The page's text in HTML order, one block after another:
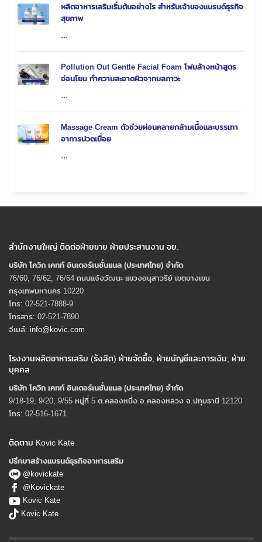
ผลิตอาหารเสริมเริ่มต้นอย่างไร สำหรับเจ้าของแบรนด์ธุรกิจ
สุขภาพ
...
Pollution Out Gentle Facial Foam โฟมล้างหน้าสูตร
อ่อนโยน ทำความสะอาดผิวจากมลภาวะ
...
Massage Cream ตัวช่วยผ่อนคลายกล้ามเนื้อและบรรเทา
อาการปวดเมื่อย
...
สำนักงานใหญ่ ติดต่อฝ่ายขาย ฝ่ายประสานงาน อย.
บริษัท โควิก เคทท์ อินเตอร์เนชั่นแนล (ประเทศไทย) จํากัด
76/60, 76/62, 76/64 ถนนแจ้งวัฒนะ แขวงอนุสาวรีย์ เขตบางเขน
กรุงเทพมหานคร 10220
โทร: 02-521-7888-9
โทรสาร: 02-521-7890
อีเมล์: info@kovic.com
โรงงานผลิตอาหารเสริม (รังสิต) ฝ่ายจัดซื้อ, ฝ่ายบัญชีและการเงิน, ฝ่าย
บุคคล
บริษัท โควิก เคทท์ อินเตอร์เนชั่นแนล (ประเทศไทย) จํากัด
9/18-19, 9/20, 9/55 หมู่ที่ 5 ต.คลองหนึ่ง อ.คลองหลวง จ.ปทุมธานี 12120
โทร: 02-516-1671
ติดตาม Kovic Kate
ปรึกษาสร้างแบรนด์ธุรกิจอาหารเสริม
@kovickate
@Kovickate
Kovic Kate
Kovic Kate